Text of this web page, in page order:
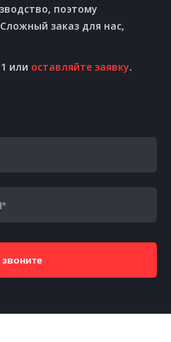
поэтому
заказ для нас,
или оставляйте заявку.